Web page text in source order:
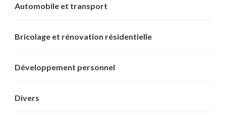
Automobile et transport
Bricolage et rénovation résidentielle
Développement personnel
Divers